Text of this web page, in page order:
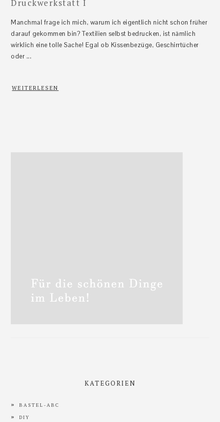
Druckwerkstatt I
Manchmal frage ich mich, warum ich eigentlich nicht schon früher
darauf gekommen bin? Textilien selbst bedrucken, ist nämlich
wirklich eine tolle Sache! Egal ob Kissenbezüge, Geschirrtücher
oder ...
WEITERLESEN
KATEGORIEN
BASTEL-ABC
DIY